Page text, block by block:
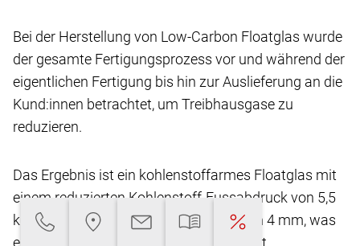
Bei der Herstellung von Low-Carbon Floatglas wurde
der gesamte Fertigungsprozess vor und während der
eigentlichen Fertigung bis hin zur Auslieferung an die
Kund:innen betrachtet, um Treibhausgase zu
reduzieren.
Das Ergebnis ist ein kohlenstoffarmes Floatglas mit
einem reduzierten Kohlenstoff-Fussabdruck von 5,5
kg CO2-eq/m2** bei einer Glasdicke von 4 mm, was
eine Reduktion von über 45 % ermöglicht.